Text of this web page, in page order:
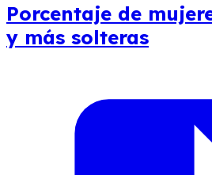
Porcentaje de
y más solteras